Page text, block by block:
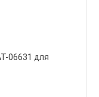
06631 для